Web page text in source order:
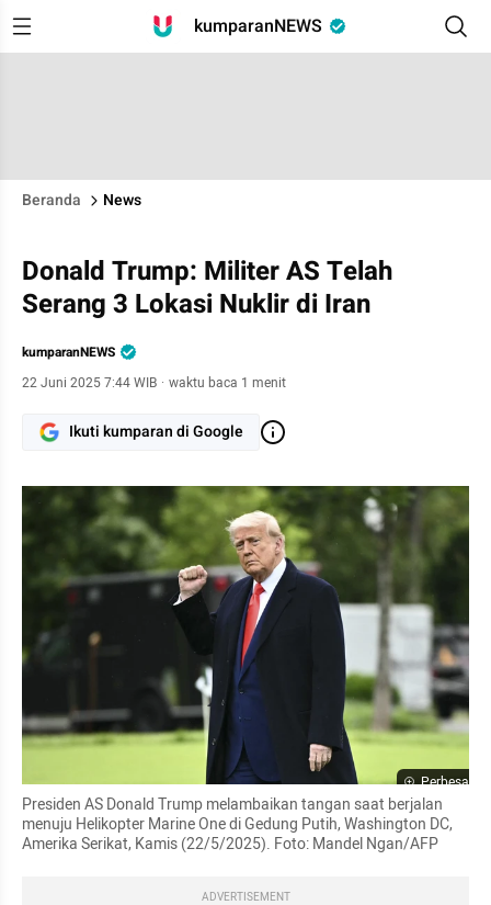
kumparanNEWS
Beranda News
Donald Trump: Militer AS Telah
Serang 3 Lokasi Nuklir di Iran
kumparanNEWS
22 Juni 2025 7:44 WIB · waktu baca 1 menit
Ikuti kumparan di Google
Perbesar
Presiden AS Donald Trump melambaikan tangan saat berjalan
menuju Helikopter Marine One di Gedung Putih, Washington DC,
Amerika Serikat, Kamis (22/5/2025). Foto: Mandel Ngan/AFP
ADVERTISEMENT